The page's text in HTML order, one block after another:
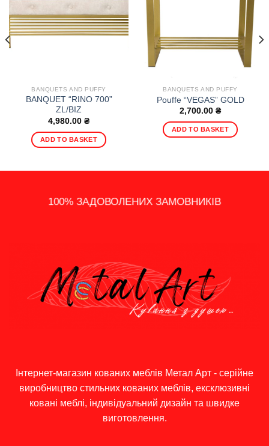
BANQUETS AND PUFFY
BANQUET “RINO 700”
ZL/BIZ
4,980.00 ₴
ADD TO BASKET
BANQUETS AND PUFFY
Pouffe “VEGAS” GOLD
2,700.00 ₴
ADD TO BASKET
100% ЗАДОВОЛЕНИХ ЗАМОВНИКІВ
ІНДИВІДУАЛЬНИЙ ПІДХІД
ШВИДКА ДОСТАВКА ПО УКРАЇНІ
ГРОШЕЙ
ПОДАРУНКИ, АКЦІЇ ТА ЗНИЖКИ
Інтернет-магазин кованих меблів Метал Арт - серійне
виробництво стильних кованих меблів, ексклюзивні
ковані меблі, індивідуальний дизайн та швидке
виготовлення.